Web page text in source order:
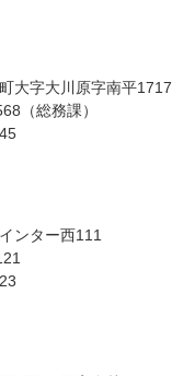
大字大川原字南平1717
（総務課）
ンター西111